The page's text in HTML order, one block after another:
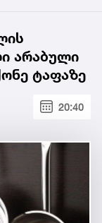
არაბული
ტაფაზე
20:40